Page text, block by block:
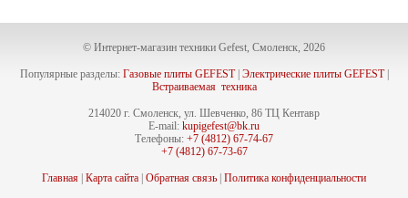
© Интернет-магазин техники Gefest, Смоленск, 2026
Популярные разделы: Газовые плиты GEFEST| Электрические плиты GEFEST|
Встраиваемая техника
214020 г. Смоленск, ул. Шевченко, 86 ТЦ Кентавр
E-mail: kupigefest@bk.ru
Телефоны: +7 (4812) 67-74-67
+7 (4812) 67-73-67
Главная Карта сайта Обратная связь Политика конфиденциальности